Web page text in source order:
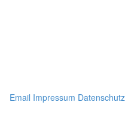
Email Impressum Datenschutz